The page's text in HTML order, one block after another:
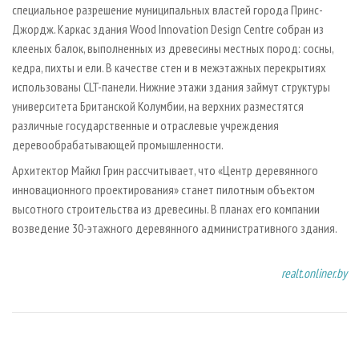
специальное разрешение муниципальных властей города Принс-
Джордж. Каркас здания Wood Innovation Design Centre собран из
клееных балок, выполненных из древесины местных пород: сосны,
кедра, пихты и ели. В качестве стен и в межэтажных перекрытиях
использованы CLT-панели. Нижние этажи здания займут структуры
университета Британской Колумбии, на верхних разместятся
различные государственные и отраслевые учреждения
деревообрабатывающей промышленности.
Архитектор Майкл Грин рассчитывает, что «Центр деревянного
инновационного проектирования» станет пилотным объектом
высотного строительства из древесины. В планах его компании
возведение 30-этажного деревянного административного здания.
realt.onliner.by